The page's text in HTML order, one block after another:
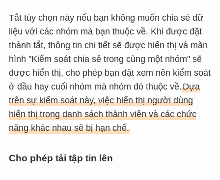
Tắt tùy chọn này nếu bạn không muốn chia sẻ dữ
liệu với các nhóm mà bạn thuộc về. Khi được đặt
thành tắt, thông tin chi tiết sẽ được hiển thị và màn
hình "Kiểm soát chia sẻ trong cùng một nhóm" sẽ
được hiển thị, cho phép bạn đặt xem nên kiểm soát
ở đầu hay cuối nhóm mà nhóm đó thuộc về.Dựa
trên sự kiểm soát này, việc hiển thị người dùng
hiển thị trong danh sách thành viên và các chức
năng khác nhau sẽ bị hạn chế.
Cho phép tải tập tin lên